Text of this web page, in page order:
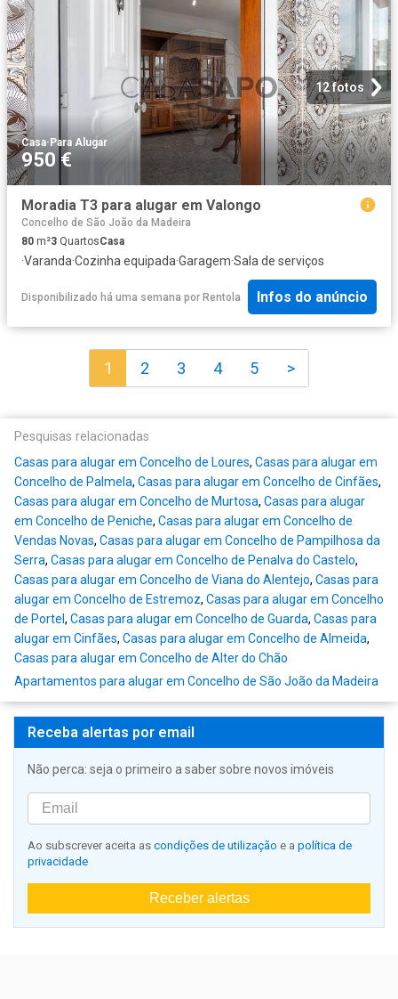
12 fotos
Casa·Para Alugar
950 €
Moradia T3 para alugar em Valongo
Concelho de São João da Madeira
80 m²3 QuartosCasa
·Varanda·Cozinha equipada·Garagem·Sala de serviços
Disponibilizado há uma semana por Rentola Infos do anúncio
1 2 3 4 5 >
Pesquisas relacionadas
Casas para alugar em Concelho de Loures, Casas para alugar em
Concelho de Palmela, Casas para alugar em Concelho de Cinfães,
Casas para alugar em Concelho de Murtosa, Casas para alugar
em Concelho de Peniche, Casas para alugar em Concelho de
Vendas Novas, Casas para alugar em Concelho de Pampilhosa da
Serra, Casas para alugar em Concelho de Penalva do Castelo,
Casas para alugar em Concelho de Viana do Alentejo, Casas para
alugar em Concelho de Estremoz, Casas para alugar em Concelho
de Portel , Casas para alugar em Concelho de Guarda, Casas para
alugar em Cinfães, Casas para alugar em Concelho de Almeida,
Casas para alugar em Concelho de Alter do Chão
Apartamentos para alugar em Concelho de São João da Madeira
Receba alertas por email
Não perca: seja o primeiro a saber sobre novos imóveis
Ao subscrever aceita as condições de utilização e a política de
privacidade
Receber alertas